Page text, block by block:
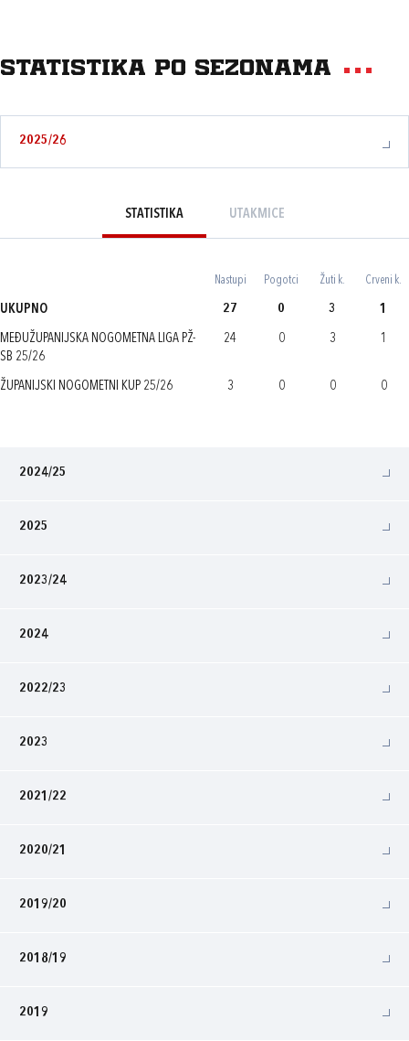
Statistika po sezonama
2025/26
STATISTIKA UTAKMICE
Nastupi Pogotci Žuti k. Crveni k.
UKUPNO 27 0 3 1
MEĐUŽUPANIJSKA NOGOMETNA LIGA PŽ-
SB 25/26
24 0 3 1
ŽUPANIJSKI NOGOMETNI KUP 25/26 3 0 0 0
2024/25
2025
2023/24
2024
2022/23
2023
2021/22
2020/21
2019/20
2018/19
2019